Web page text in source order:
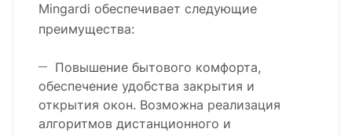
Mingardi обеспечивает следующие
преимущества:
Повышение бытового комфорта,
обеспечение удобства закрытия и
открытия окон. Возможна реализация
алгоритмов дистанционного и